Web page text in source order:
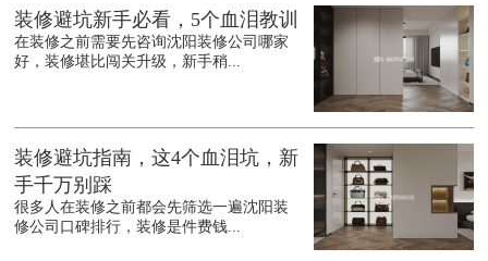
装修避坑新手必看，5个血泪教训
在装修之前需要先咨询沈阳装修公司哪家
好，装修堪比闯关升级，新手稍...
装修避坑指南，这4个血泪坑，新
手千万别踩
很多人在装修之前都会先筛选一遍沈阳装
修公司口碑排行，装修是件费钱...